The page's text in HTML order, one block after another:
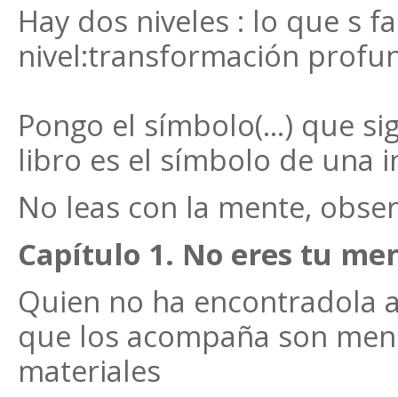
Hay dos niveles : lo que s
nivel:transformación
Pongo el símbolo(...) que
libro es el símbolo de una
No leas con la mente,
Capítulo 1. No eres tu
Quien no ha encontradola
que los acompaña son
materiales